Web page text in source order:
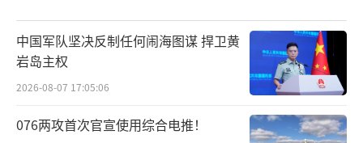
中国军队坚决反制任何闹海图谋 捍卫黄
岩岛主权
2026-08-07 17:05:06
076两攻首次官宣使用综合电推！